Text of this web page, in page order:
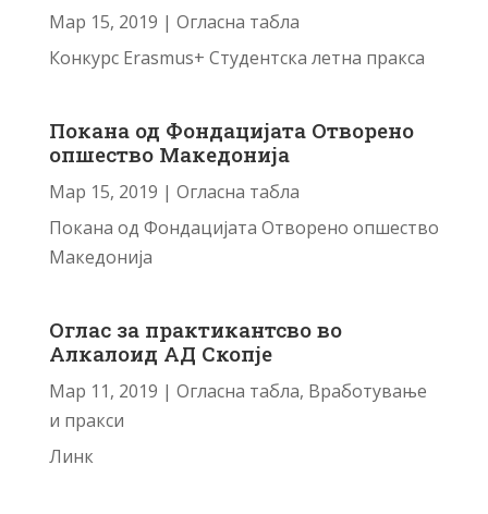
Мар 15, 2019 | Огласна табла
Конкурс Erasmus+ Студентска летна пракса
Покана од Фондацијата Отворено
опшество Македонија
Мар 15, 2019 | Огласна табла
Покана од Фондацијата Отворено опшество
Македонија
Оглас за практикантсво во
Алкалоид АД Скопје
Мар 11, 2019 | Огласна табла, Вработување
и пракси
Линк